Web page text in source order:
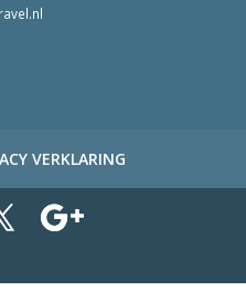
VERKLARING